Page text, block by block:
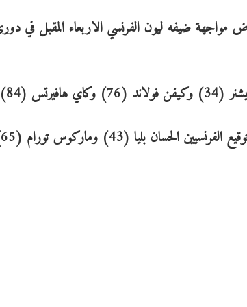
مواجهة ضيفه ليون الفرنسي الاربعاء المقبل في
ومثله فعل بوروسيا